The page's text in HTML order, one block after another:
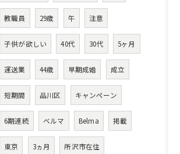
教職員 29歳 午 注意
子供が欲しい 40代 30代 5ヶ月
運送業 44歳 早期成婚 成立
短期間 品川区 キャンペーン
6期連続 ベルマ Belma 掲載
東京 3ヵ月 所沢市在住